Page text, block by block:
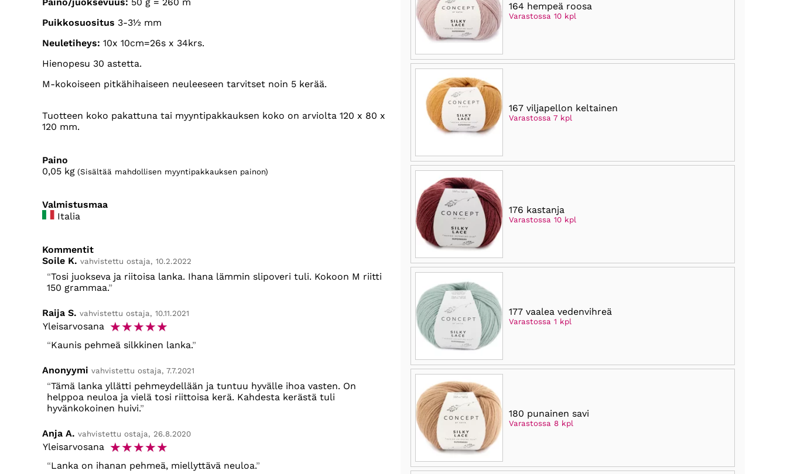
164 hempeä roosa
Varastossa 10 kpl
167 viljapellon keltainen
Varastossa 7 kpl
176 kastanja
Varastossa 10 kpl
177 vaalea vedenvihreä
Varastossa 1 kpl
180 punainen savi
Varastossa 8 kpl
Paino/juoksevuus: 50 g = 260 m
Puikkosuositus 3-3½ mm
Neuletiheys: 10x 10cm=26s x 34krs.
Hienopesu 30 astetta.
M-kokoiseen pitkähihaiseen neuleeseen tarvitset noin 5 kerää.
Tuotteen koko pakattuna tai myyntipakkauksen koko on arviolta 120 x 80 x
120 mm.
Paino
0,05 kg (Sisältää mahdollisen myyntipakkauksen painon)
Valmistusmaa
Italia
Kommentit
Soile K. vahvistettu ostaja, 10.2.2022
Tosi juokseva ja riitoisa lanka. Ihana lämmin slipoveri tuli. Kokoon M riitti
150 grammaa.
Raija S. vahvistettu ostaja, 10.11.2021
Yleisarvosana ☆☆☆☆☆
Kaunis pehmeä silkkinen lanka.
Anonyymi vahvistettu ostaja, 7.7.2021
Tämä lanka yllätti pehmeydellään ja tuntuu hyvälle ihoa vasten. On
helppoa neuloa ja vielä tosi riittoisa kerä. Kahdesta kerästä tuli
hyvänkokoinen huivi.
Anja A. vahvistettu ostaja, 26.8.2020
Yleisarvosana ☆☆☆☆☆
Lanka on ihanan pehmeä, miellyttävä neuloa.